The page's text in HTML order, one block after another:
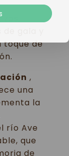
toque de
,
una
la
río Ave
que
de